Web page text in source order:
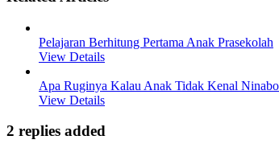
Pelajaran Berhitung Pertama Anak Prasekolah
View Details
Apa Ruginya Kalau Anak Tidak Kenal
View Details
2 replies added